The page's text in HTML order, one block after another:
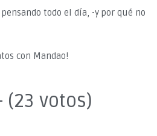
todo el día, -y por qué no
con Mandao!
(23 votos)